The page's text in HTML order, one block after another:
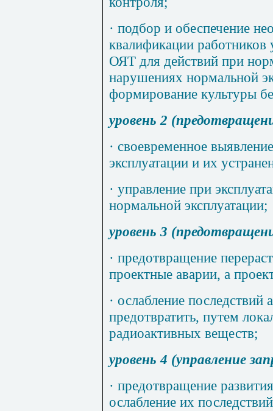
· подбор и обеспечение
квалификации работников
ОЯТ для действий при
нарушениях нормальной
формирование культуры
уровень 2
· своевременное
эксплуатации и их
· управление при
нормальной эксплуатации;
уровень 3
· предотвращение
проектные аварии, а
· ослабление последствий
предотвратить, путем
радиоактивных веществ;
уровень 4 (управление
· предотвращение
ослабление их